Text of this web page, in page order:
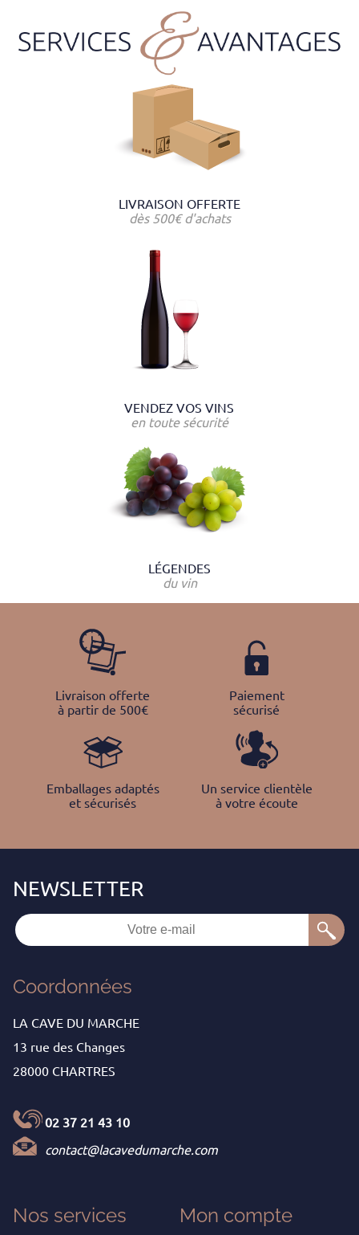
LIVRAISON OFFERTE
dès 500€ d'achats
VENDEZ VOS VINS
en toute sécurité
LÉGENDES
du vin
Livraison offerte
à partir de 500€
Paiement
sécurisé
Emballages adaptés
et sécurisés
Un service clientèle
à votre écoute
Coordonnées
LA CAVE DU MARCHE
13 rue des Changes
28000 CHARTRES
02 37 21 43 10
contact@lacavedumarche.com
Nos services Mon compte